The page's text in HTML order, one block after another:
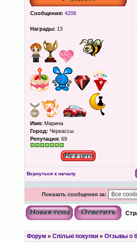
Сообщения: 4206
Награды: 13
Имя: Марина
Город: Черкассы
Репутация: 69
Вернуться к началу
Показать сообщения за:
Форум » Спільні покупки» Отзывы о